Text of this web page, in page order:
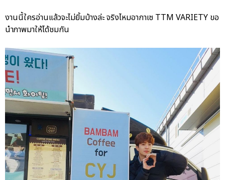
งานนี้ใครอ่านแล้วจะไม่ยิ้มบ้างล่ะ จริงไหมอากาเซ TTM VARIETY ขอ
นำภาพมาให้ได้ชมกัน